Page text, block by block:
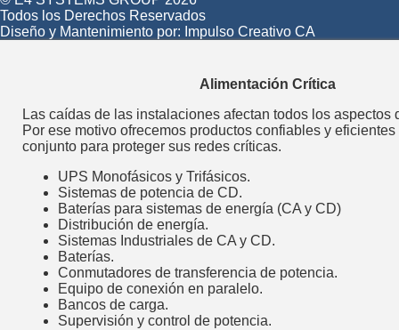
Todos los Derechos Reservados
Diseño y Mantenimiento por: Impulso Creativo CA
Alimentación Crítica
Las caídas de las instalaciones afectan todos los aspectos
Por ese motivo ofrecemos productos confiables y
conjunto para proteger sus redes críticas.
UPS Monofásicos y Trifásicos.
Sistemas de potencia de CD.
Baterías para sistemas de energía (CA y CD)
Distribución de energía.
Sistemas Industriales de CA y CD.
Baterías.
Conmutadores de transferencia de potencia.
Equipo de conexión en paralelo.
Bancos de carga.
Supervisión y control de potencia.